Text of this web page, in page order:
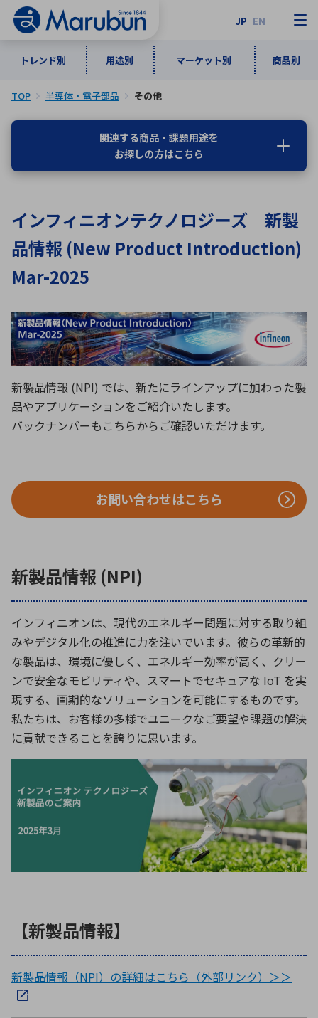
JP EN
トレンド別 用途別 マーケット別 商品別
トレンド別
インダストリアルDXソリューション
5G・Local 5G
ロボティクス（AI）
データセンタ・クラウド
ブログ｜ここから始まる最新技術
用途別
通信・ネットワーク
監視・セキュリティ
品質管理・検査
接着・接合
レーダ・衛星通信
照射
シミュレーター
環境構築・開発システム
半導体・電子部品小ロット
マーケット別
情報通信 宇宙・防衛
民生 医療
商品別
計測・測定・表示機器 検査・分析機器
ICTソリューション 組立・ロボティクス
レーザー・光学部品 組込コンピュータ
メーカ一覧
な行
は行 ま行
や行
ら行
わ行
A B C
D
E
F G
I
J K
L
M
N O
Z
TOP 半導体・電子部品 その他
関連する商品・課題用途を
お探しの方はこちら
インフィニオンテクノロジーズ 新製
品情報 (New Product Introduction)
Mar-2025
新製品情報 (NPI) では、新たにラインアップに加わった製
品やアプリケーションをご紹介いたします。
バックナンバーもこちらからご確認いただけます。
お問い合わせはこちら
新製品情報 (NPI)
インフィニオンは、現代のエネルギー問題に対する取り組
みやデジタル化の推進に力を注いでいます。彼らの革新的
な製品は、環境に優しく、エネルギー効率が高く、クリー
ンで安全なモビリティや、スマートでセキュアな IoT を実
現する、画期的なソリューションを可能にするものです。
私たちは、お客様の多様でユニークなご要望や課題の解決
に貢献できることを誇りに思います。
【新製品情報】
新製品情報（NPI）の詳細はこちら（外部リンク）＞＞